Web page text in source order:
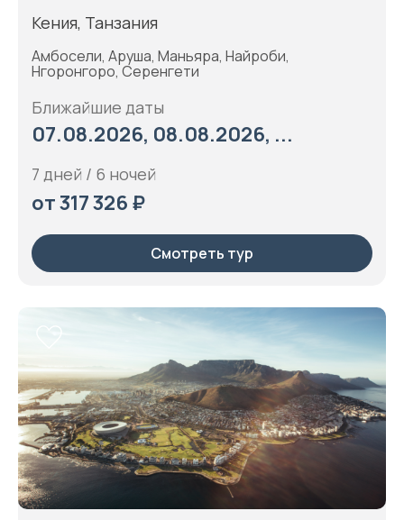
Кения, Танзания
Амбосели, Аруша, Маньяра, Найроби,
Нгоронгоро, Серенгети
Ближайшие даты
07.08.2026, 08.08.2026, ...
7 дней / 6 ночей
от 317 326 ₽
Смотреть тур